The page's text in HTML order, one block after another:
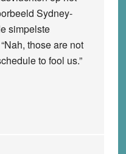
Sydney-
simpelste
those are not
to fool us.”